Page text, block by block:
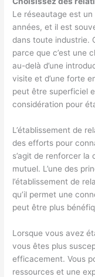
Le réseautage est
années, et il est
dans toute industrie.
parce que c’est une
au-delà d’une
visite et d’une forte
peut être superficiel
considération pour
L’établissement de
des efforts pour
s’agit de renforcer
mutuel. L’une des
l’établissement de
qu’il permet une
peut être plus
Lorsque vous avez
vous êtes plus
efficacement. Vous
ressources et une